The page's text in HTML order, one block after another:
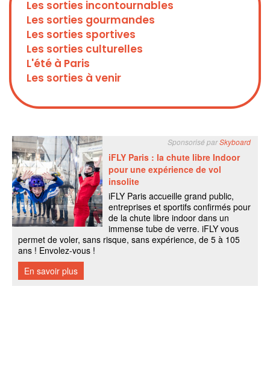
Les sorties incontournables
Les sorties gourmandes
Les sorties sportives
Les sorties culturelles
L'été à Paris
Les sorties à venir